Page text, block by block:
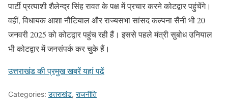
पार्टी प्रत्याशी शैलेन्द्र सिंह रावत के पक्ष में प्रचार करने कोटद्वार पहुंचेंगे।
वहीं, विधायक आशा नौटियाल और राज्यसभा सांसद कल्पना सैनी भी 20
जनवरी 2025 को कोटद्वार पहुंच रही हैं। इससे पहले मंत्री सुबोध उनियाल
भी कोटद्वार में जनसंपर्क कर चुके हैं।
उत्तराखंड की प्रमुख खबरें यहां पढ़ें
Categories: उत्तराखंड, राजनीति